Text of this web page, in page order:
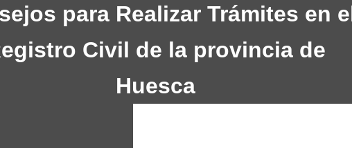
para Realizar Trámites en
Civil de la provincia de
Huesca